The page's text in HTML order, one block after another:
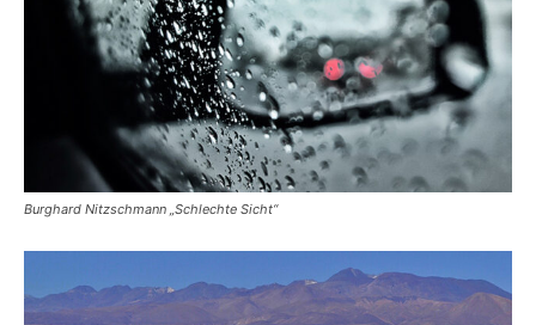
Burghard Nitzschmann „Schlechte Sicht“